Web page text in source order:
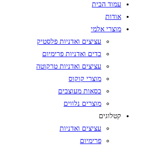
עמוד הבית
אודות
מוצרי אלמי
עציצים ואדניות פלסטיק
כדים ואדניות פרימיום
עציצים ואדניות טרקוטה
מוצרי קוקוס
כסאות מעוצבים
מוצרים נלווים
קטלוגים
עציצים ואדניות
פרימיום